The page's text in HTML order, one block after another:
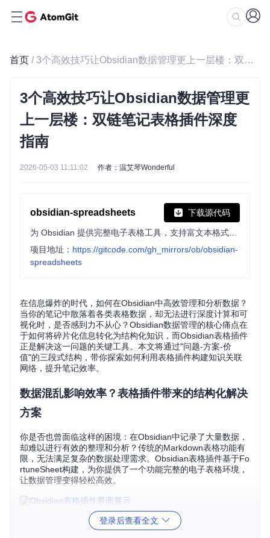
首页 / 3个高效技巧让Obsidian数据管理更上一层楼：双链笔记表格插件深度指南
3个高效技巧让Obsidian数据管理更
上一层楼：双链笔记表格插件深度
指南
2026-05-03 11:11:02 作者：温艾琴Wonderful
obsidian-spreadsheets 下载源代码
项目地址： https://gitcode.com/gh_mirrors/ob/obsidian-
spreadsheets
在信息爆炸的时代，如何在Obsidian中高效管理和分析数据？
当你的笔记中散落着各类表格数据，却无法进行深度计算和可
视化时，是否感到力不从心？Obsidian数据管理的核心痛点在
于如何将碎片化信息转化为结构化知识，而Obsidian表格插件
正是解决这一问题的关键工具。本文将通过"问题-方案-价
值"的三段式结构，带你探索如何利用表格插件构建知识关联
网络，提升笔记效率。
数据混乱影响效率？表格插件带来的结构化解决
方案
你是否也曾面临这样的困境：在Obsidian中记录了大量数据，
却难以进行有效的整理和分析？传统的Markdown表格功能有
限，无法满足复杂的数据处理需求。Obsidian表格插件基于Fo
rtuneSheet构建，为你提供了一个功能完整的电子表格环境，
让数据管理变得轻松高效。
图：Obsidian表格插件主界面，展示了丰富的单元格格式设置
选项，包括背景色、边框和合并单元格等功能。
登录后查看全文